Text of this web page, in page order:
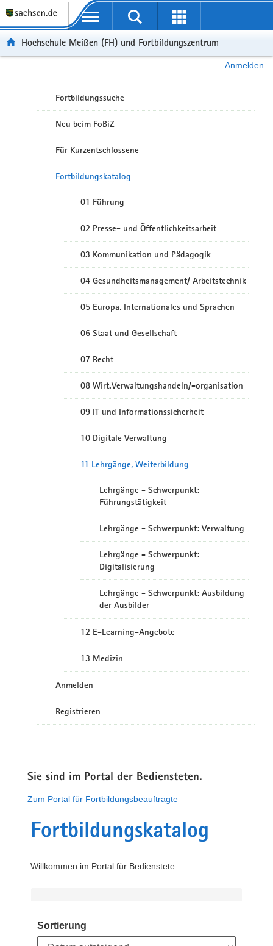
Portalübergreifende Navigation
Hochschule Meißen (FH) und Fortbildungszentrum
Anmelden
Fortbildungssuche
Neu beim FoBiZ
Für Kurzentschlossene
Fortbildungskatalog
01 Führung
02 Presse- und Öffentlichkeitsarbeit
03 Kommunikation und Pädagogik
04 Gesundheitsmanagement/ Arbeitstechnik
05 Europa, Internationales und Sprachen
06 Staat und Gesellschaft
07 Recht
08 Wirt.Verwaltungshandeln/-organisation
09 IT und Informationssicherheit
10 Digitale Verwaltung
11 Lehrgänge, Weiterbildung
Lehrgänge - Schwerpunkt:
Führungstätigkeit
Lehrgänge - Schwerpunkt: Verwaltung
Lehrgänge - Schwerpunkt:
Digitalisierung
Lehrgänge - Schwerpunkt: Ausbildung
der Ausbilder
12 E-Learning-Angebote
13 Medizin
Anmelden
Registrieren
Sie sind im Portal der Bediensteten.
Zum Portal für Fortbildungsbeauftragte
Fortbildungskatalog
Willkommen im Portal für Bedienstete.
Sortierung